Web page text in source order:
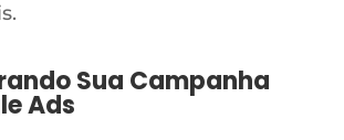
Sua Campanha
Ads